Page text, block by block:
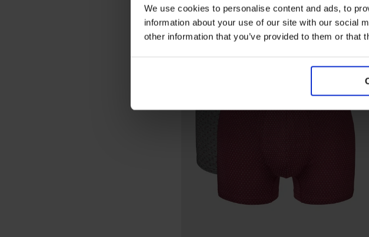
We use cookies to personalise content and ads, to
information about your use of our site with our social
other information that you’ve provided to them or that